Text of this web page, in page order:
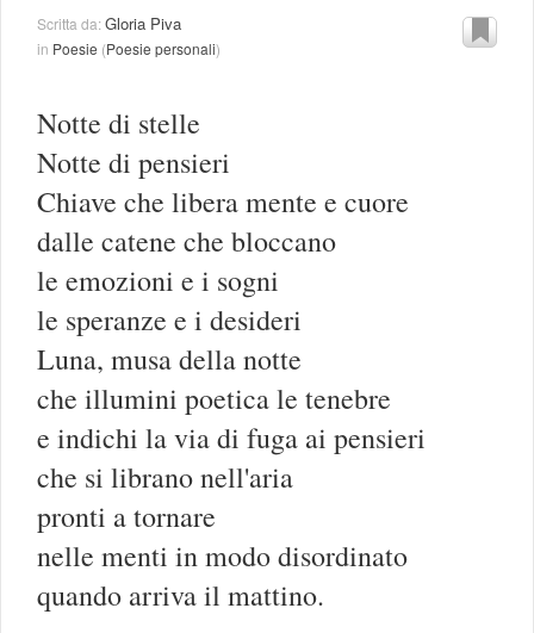
Scritta da:Gloria Piva
in Poesie (Poesie personali)
Notte di stelle
Notte di pensieri
Chiave che libera mente e cuore
dalle catene che bloccano
le emozioni e i sogni
le speranze e i desideri
Luna, musa della notte
che illumini poetica le tenebre
e indichi la via di fuga ai pensieri
che si librano nell'aria
pronti a tornare
nelle menti in modo disordinato
quando arriva il mattino.